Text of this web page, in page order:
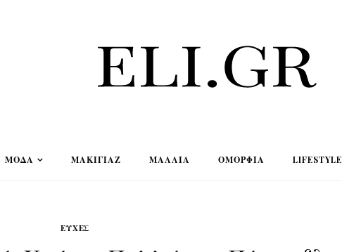
ΜΟΔΑ ΜΑΚΙΓΙΆΖ ΜΑΛΛΙΆ ΟΜΟΡΦΙΆ LIFESTYLE
ΕΥΧΈΣ